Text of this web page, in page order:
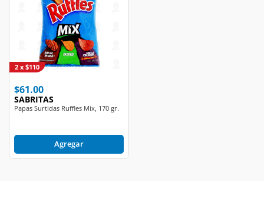
$61.00
SABRITAS
Papas Surtidas Ruffles Mix, 170 gr.
2 x $110
Agregar